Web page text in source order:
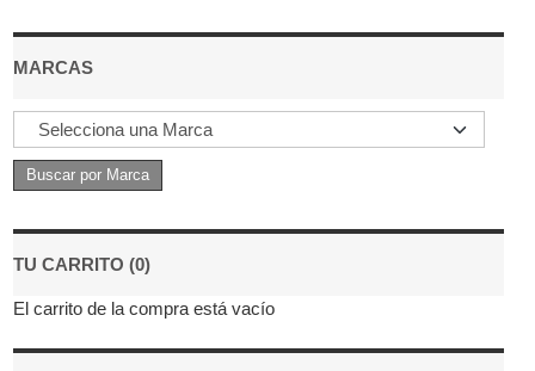
MARCAS
TU CARRITO (0)
El carrito de la compra está vacío